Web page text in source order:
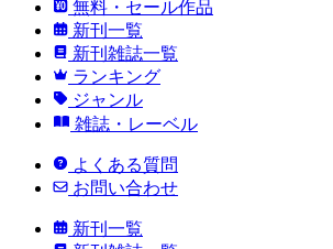
無料・セール作品
新刊一覧
新刊雑誌一覧
ランキング
ジャンル
雑誌・レーベル
よくある質問
お問い合わせ
新刊一覧